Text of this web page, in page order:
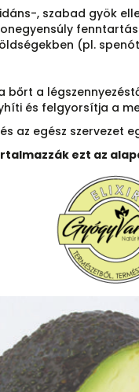
, szabad gyök
(pl.
a
és felgyorsítja a
az egész szervezet
ezt az